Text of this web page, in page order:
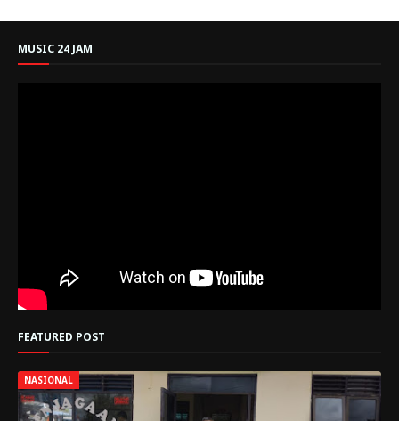
MUSIC 24 JAM
FEATURED POST
NASIONAL